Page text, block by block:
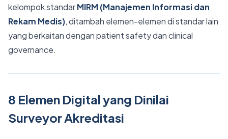
kelompok standarMIRM (Manajemen Informasi dan
Rekam Medis), ditambah elemen-elemen di standar lain
yang berkaitan dengan patient safety dan clinical
governance.
8 Elemen Digital yang Dinilai
Surveyor Akreditasi